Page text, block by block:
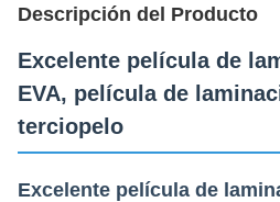
Descripción del Producto
Excelente película de
EVA, película de
terciopelo
Excelente película de